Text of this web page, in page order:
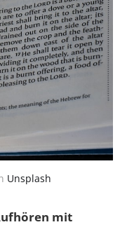
Unsplash
mit